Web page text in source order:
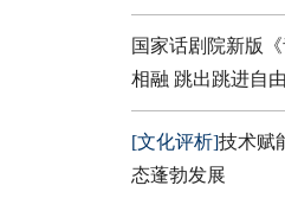
国家话剧院新版
相融 跳出跳进自由
[文化评析]技术赋
态蓬勃发展